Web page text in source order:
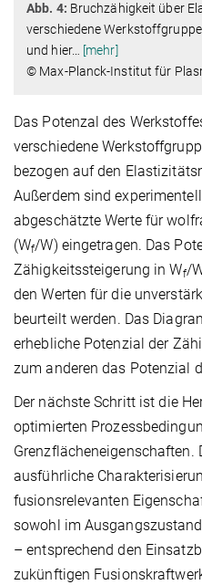
Abb. 4: Bruchzähigkeit über
verschiedene
und hier… [mehr]
© Max-Planck-Institut für
Das Potenzal des
verschiedene
bezogen auf den
Außerdem sind
abgeschätzte Werte für
(Wf/W) eingetragen. Das
Zähigkeitssteigerung in Wf/
den Werten für die
beurteilt werden. Das
erhebliche Potenzial der
zum anderen das Potenzial
Der nächste Schritt ist die
optimierten
ausführliche
fusionsrelevanten
sowohl im
– entsprechend den
zukünftigen